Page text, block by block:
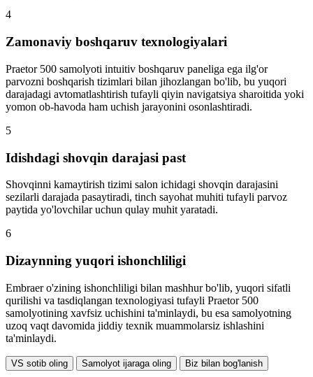
4
Zamonaviy boshqaruv texnologiyalari
Praetor 500 samolyoti intuitiv boshqaruv paneliga ega ilg'or
parvozni boshqarish tizimlari bilan jihozlangan bo'lib, bu yuqori
darajadagi avtomatlashtirish tufayli qiyin navigatsiya sharoitida yoki
yomon ob-havoda ham uchish jarayonini osonlashtiradi.
5
Idishdagi shovqin darajasi past
Shovqinni kamaytirish tizimi salon ichidagi shovqin darajasini
sezilarli darajada pasaytiradi, tinch sayohat muhiti tufayli parvoz
paytida yo'lovchilar uchun qulay muhit yaratadi.
6
Dizaynning yuqori ishonchliligi
Embraer o'zining ishonchliligi bilan mashhur bo'lib, yuqori sifatli
qurilishi va tasdiqlangan texnologiyasi tufayli Praetor 500
samolyotining xavfsiz uchishini ta'minlaydi, bu esa samolyotning
uzoq vaqt davomida jiddiy texnik muammolarsiz ishlashini
ta'minlaydi.
VS sotib oling Samolyot ijaraga oling Biz bilan bog'lanish